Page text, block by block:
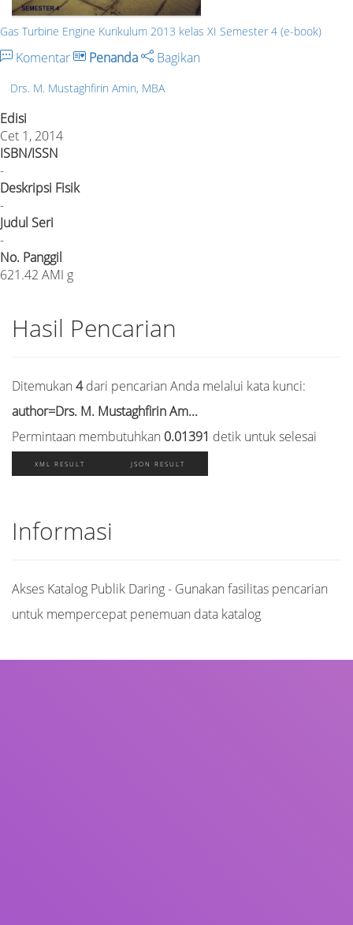
Gas Turbine Engine Kurikulum 2013 kelas XI Semester 4 (e-book)
Komentar Penanda Bagikan
Drs. M. Mustaghfirin Amin, MBA
Edisi
Cet 1, 2014
ISBN/ISSN
-
Deskripsi Fisik
-
Judul Seri
-
No. Panggil
621.42 AMI g
Hasil Pencarian
Ditemukan 4dari pencarian Anda melalui kata kunci:
author=Drs. M. Mustaghfirin Am...
Permintaan membutuhkan 0.01391 detik untuk selesai
XML RESULT JSON RESULT
Informasi
Akses Katalog Publik Daring - Gunakan fasilitas pencarian
untuk mempercepat penemuan data katalog